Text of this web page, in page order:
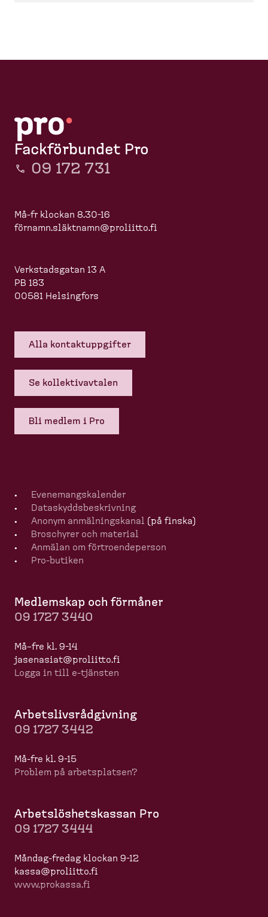
Fackförbundet Pro
09 172 731
Må-fr klockan 8.30-16
förnamn.släktnamn@proliitto.fi
Verkstadsgatan 13 A
PB 183
00581 Helsingfors
Alla kontakt­upp­gifter
Se kollek­tivavtalen
Bli medlem i Pro
Evenemangska­lender
Dataskydds­be­skrivning
Anonym anmälningskanal (på finska)
Broschyrer och material
Anmälan om förtro­en­de­person
Pro-​butiken
Medlemskap och förmåner
09 1727 3440
Må–fre kl. 9-14
jasenasiat@proliitto.fi
Logga in till e-​tjänsten
Arbets­livs­råd­givning
09 1727 3442
Må-​fre kl. 9-15
Problem på arbets­platsen?
Arbets­lös­hets­kassan Pro
09 1727 3444
Måndag-​fredag klockan 9-12
kassa@proliitto.fi
www.prokassa.fi